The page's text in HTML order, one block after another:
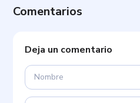
Comentarios
Deja un comentario